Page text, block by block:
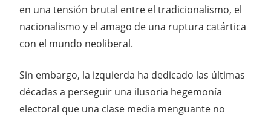
en una tensión brutal entre el tradicionalismo, el
nacionalismo y el amago de una ruptura catártica
con el mundo neoliberal.
Sin embargo, la izquierda ha dedicado las últimas
décadas a perseguir una ilusoria hegemonía
electoral que una clase media menguante no